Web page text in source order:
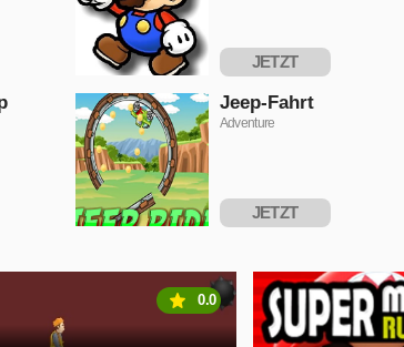
JETZT
Jeep-Fahrt
Adventure
JETZT
0.0